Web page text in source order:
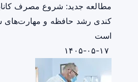
مطالعه جدید: شروع مصرف
کندی رشد حافظه و مهارت‌های
است